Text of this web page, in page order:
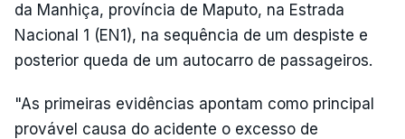
da Manhiça, província de Maputo, na Estrada
Nacional 1 (EN1), na sequência de um despiste e
posterior queda de um autocarro de passageiros.
"As primeiras evidências apontam como principal
provável causa do acidente o excesso de